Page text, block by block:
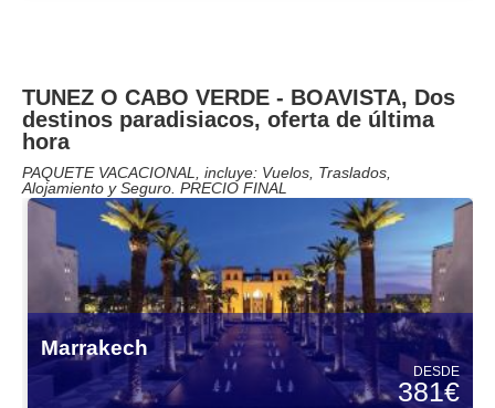
TUNEZ O CABO VERDE - BOAVISTA, Dos
destinos paradisiacos, oferta de última
hora
PAQUETE VACACIONAL, incluye: Vuelos, Traslados,
Alojamiento y Seguro. PRECIO FINAL
Marrakech
DESDE
381€